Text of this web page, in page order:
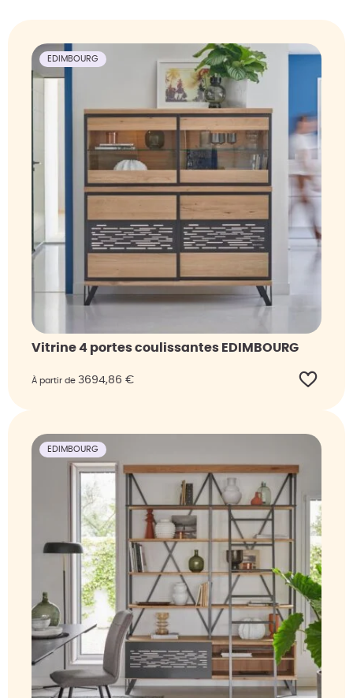
EDIMBOURG
Vitrine 4 portes coulissantes EDIMBOURG
À partir de 3694,86 €
EDIMBOURG